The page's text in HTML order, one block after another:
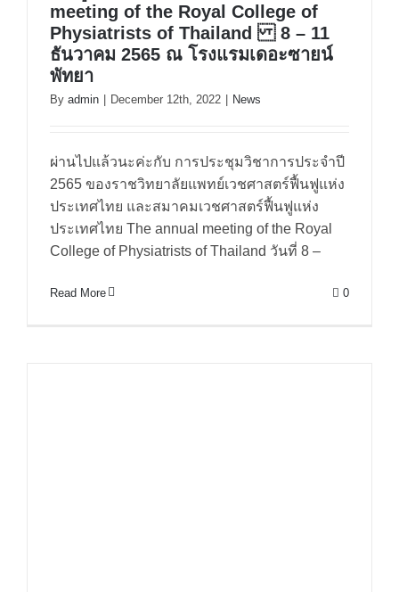
เวชศาสตร์ฟื้นฟูแห่งประเทศไทย The
annual meeting of the Royal
College of Physiatrists of
โรงแรมเดอะซายน์ พัทยา
meeting of the Royal College of
Physiatrists of Thailand 8 – 11
ธันวาคม 2565 ณ โรงแรมเดอะซายน์
พัทยา
By admin | December 12th, 2022 | News
ผ่านไปแล้วนะค่ะกับ การประชุมวิชาการประจำปี
2565 ของราชวิทยาลัยแพทย์เวชศาสตร์ฟื้นฟูแห่ง
ประเทศไทย และสมาคมเวชศาสตร์ฟื้นฟูแห่ง
ประเทศไทย The annual meeting of the Royal
College of Physiatrists of Thailand วันที่ 8 –
Read More 0